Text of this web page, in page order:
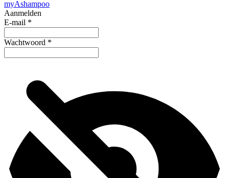
myAshampoo
Aanmelden
E-mail *
Wachtwoord *